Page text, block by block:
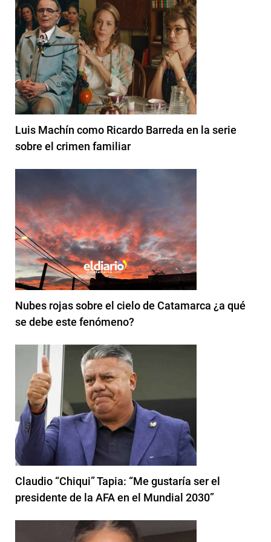
Luis Machín como Ricardo Barreda en la serie
sobre el crimen familiar
Nubes rojas sobre el cielo de Catamarca ¿a qué
se debe este fenómeno?
Claudio “Chiqui” Tapia: “Me gustaría ser el
presidente de la AFA en el Mundial 2030”